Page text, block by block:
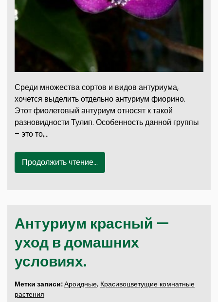
Среди множества сортов и видов антуриума,
хочется выделить отдельно антуриум фиорино.
Этот фиолетовый антуриум относят к такой
разновидности Тулип. Особенность данной группы
– это то,…
Продолжить чтение...
Антуриум красный —
уход в домашних
условиях.
Метки записи:Ароидные, Красивоцветущие комнатные
растения